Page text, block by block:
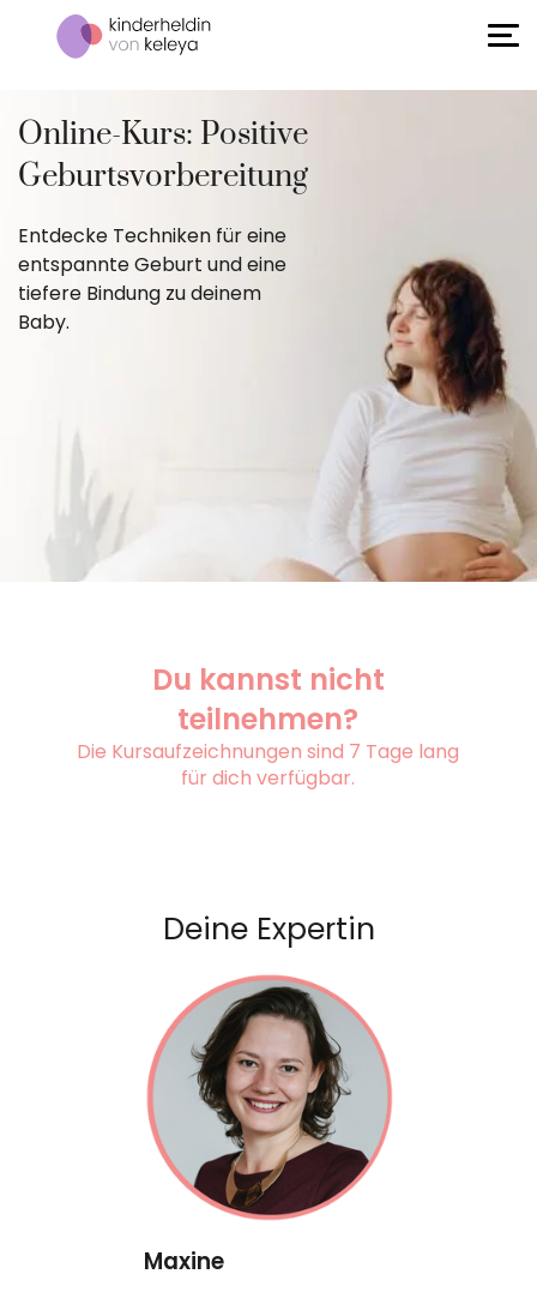
Online-Kurs: Positive
Geburtsvorbereitung
Entdecke Techniken für eine
entspannte Geburt und eine
tiefere Bindung zu deinem
Baby.
Du kannst nicht
teilnehmen?
Die Kursaufzeichnungen sind 7 Tage lang
für dich verfügbar.
Deine Expertin
Maxine